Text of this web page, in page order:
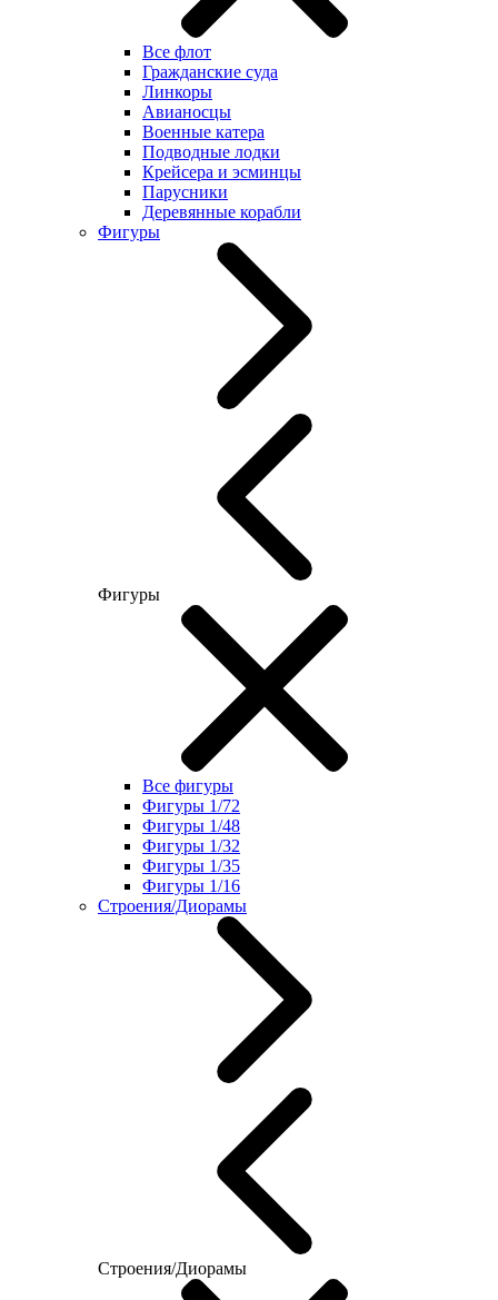
Все флот
Гражданские суда
Линкоры
Авианосцы
Военные катера
Подводные лодки
Крейсера и эсминцы
Парусники
Деревянные корабли
Фигуры
Фигуры
Все фигуры
Фигуры 1/72
Фигуры 1/48
Фигуры 1/32
Фигуры 1/35
Фигуры 1/16
Строения/Диорамы
Строения/Диорамы